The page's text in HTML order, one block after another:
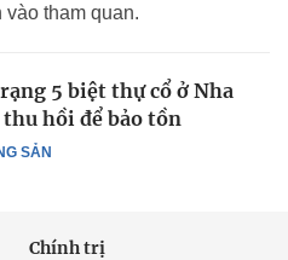
vào tham quan.
SẢN
5 biệt thự cổ ở Nha
hồi để bảo tồn
Chính trị